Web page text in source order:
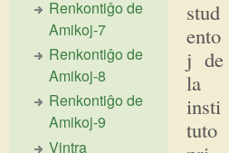
stud
ento
j de
la
insti
tuto
Renkontiĝo de
Amikoj-7
Renkontiĝo de
Amikoj-8
Renkontiĝo de
Amikoj-9
Vintra